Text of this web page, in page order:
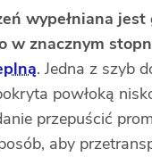
wypełniana jest
w znacznym
. Jedna z szyb
powłoką
przepuścić
aby